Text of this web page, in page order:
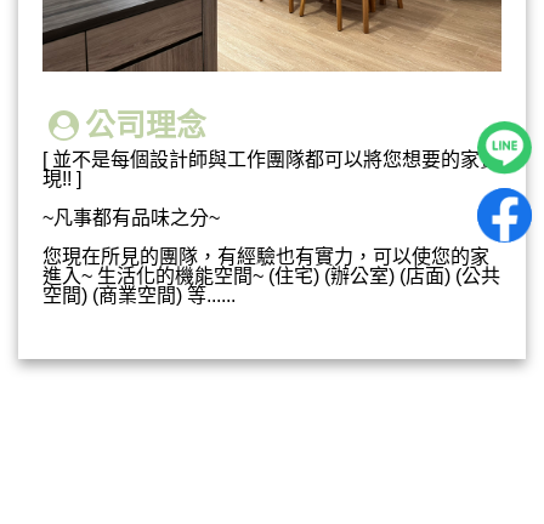
公司理念
[ 並不是每個設計師與工作團隊都可以將您想要的家實
現!! ]
~凡事都有品味之分~
您現在所見的團隊，有經驗也有實力，可以使您的家
進入~ 生活化的機能空間~ (住宅) (辦公室) (店面) (公共
空間) (商業空間) 等......